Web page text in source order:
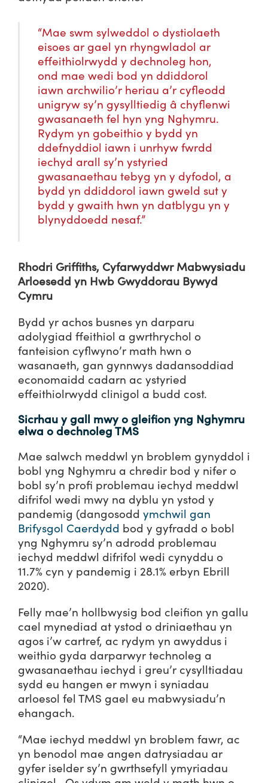
“Mae swm sylweddol o dystiolaeth
eisoes ar gael yn rhyngwladol ar
effeithiolrwydd y dechnoleg hon,
ond mae wedi bod yn ddiddorol
iawn archwilio’r heriau a’r cyfleodd
unigryw sy’n gysylltiedig â chyflenwi
gwasanaeth fel hyn yng Nghymru.
Rydym yn gobeithio y bydd yn
ddefnyddiol iawn i unrhyw fwrdd
iechyd arall sy’n ystyried
gwasanaethau tebyg yn y dyfodol, a
bydd yn ddiddorol iawn gweld sut y
bydd y gwaith hwn yn datblygu yn y
blynyddoedd nesaf.”
Rhodri Griffiths, Cyfarwyddwr Mabwysiadu
Arloesedd yn Hwb Gwyddorau Bywyd
Cymru
Bydd yr achos busnes yn darparu
adolygiad ffeithiol a gwrthrychol o
fanteision cyflwyno’r math hwn o
wasanaeth, gan gynnwys dadansoddiad
economaidd cadarn ac ystyried
effeithiolrwydd clinigol a budd cost.
Sicrhau y gall mwy o gleifion yng Nghymru
elwa o dechnoleg TMS
Mae salwch meddwl yn broblem gynyddol i
bobl yng Nghymru a chredir bod y nifer o
bobl sy’n profi problemau iechyd meddwl
difrifol wedi mwy na dyblu yn ystod y
pandemig (dangosodd ymchwil gan
Brifysgol Caerdydd bod y gyfradd o bobl
yng Nghymru sy’n adrodd problemau
iechyd meddwl difrifol wedi cynyddu o
11.7% cyn y pandemig i 28.1% erbyn Ebrill
2020).
Felly mae’n hollbwysig bod cleifion yn gallu
cael mynediad at ystod o driniaethau yn
agos i’w cartref, ac rydym yn awyddus i
weithio gyda darparwyr technoleg a
gwasanaethau iechyd i greu’r cysylltiadau
sydd eu hangen er mwyn i syniadau
arloesol fel TMS gael eu mabwysiadu’n
ehangach.
“Mae iechyd meddwl yn broblem fawr, ac
yn benodol mae angen datrysiadau ar
gyfer iselder sy’n gwrthsefyll ymyriadau